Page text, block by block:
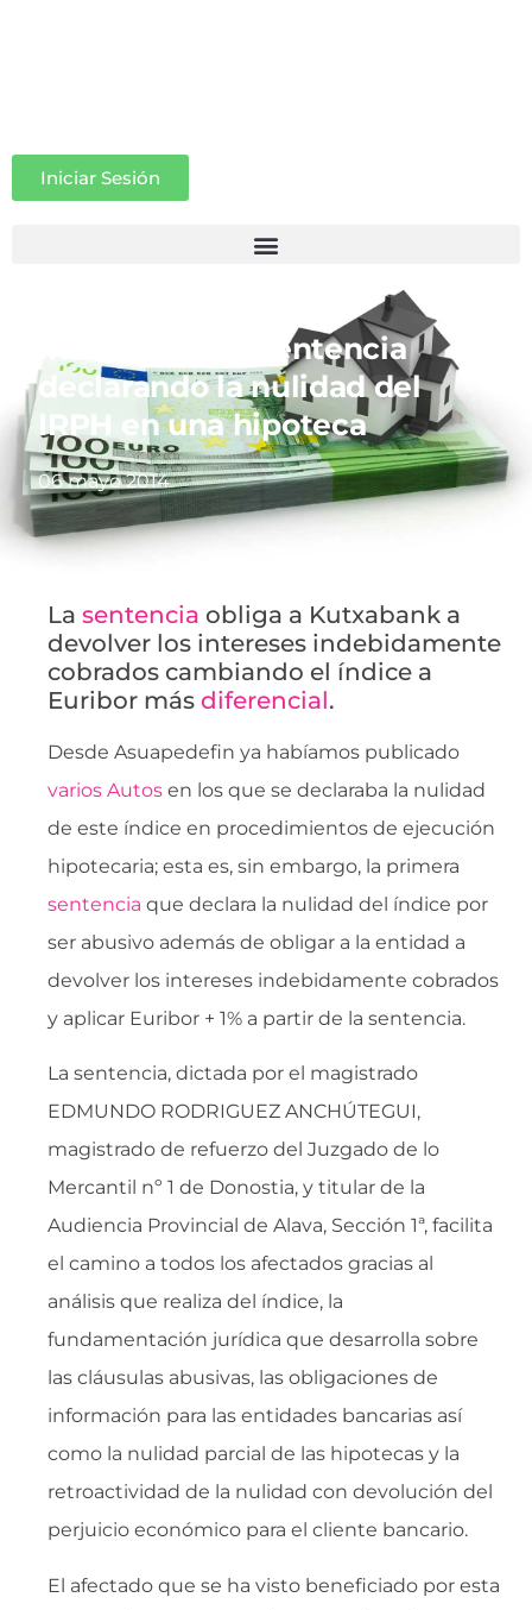
Iniciar Sesión
IRPH: Primera sentencia
declarando la nulidad del
IRPH en una hipoteca
06 mayo 2014
La sentencia obliga a Kutxabank a
devolver los intereses indebidamente
cobrados cambiando el índice a
Euribor más diferencial.
Desde Asuapedefin ya habíamos publicado
varios Autos en los que se declaraba la nulidad
de este índice en procedimientos de ejecución
hipotecaria; esta es, sin embargo, la primera
sentencia que declara la nulidad del índice por
ser abusivo además de obligar a la entidad a
devolver los intereses indebidamente cobrados
y aplicar Euribor + 1% a partir de la sentencia.
La sentencia, dictada por el magistrado
EDMUNDO RODRIGUEZ ANCHÚTEGUI,
magistrado de refuerzo del Juzgado de lo
Mercantil nº 1 de Donostia, y titular de la
Audiencia Provincial de Alava, Sección 1ª, facilita
el camino a todos los afectados gracias al
análisis que realiza del índice, la
fundamentación jurídica que desarrolla sobre
las cláusulas abusivas, las obligaciones de
información para las entidades bancarias así
como la nulidad parcial de las hipotecas y la
retroactividad de la nulidad con devolución del
perjuicio económico para el cliente bancario.
El afectado que se ha visto beneficiado por esta